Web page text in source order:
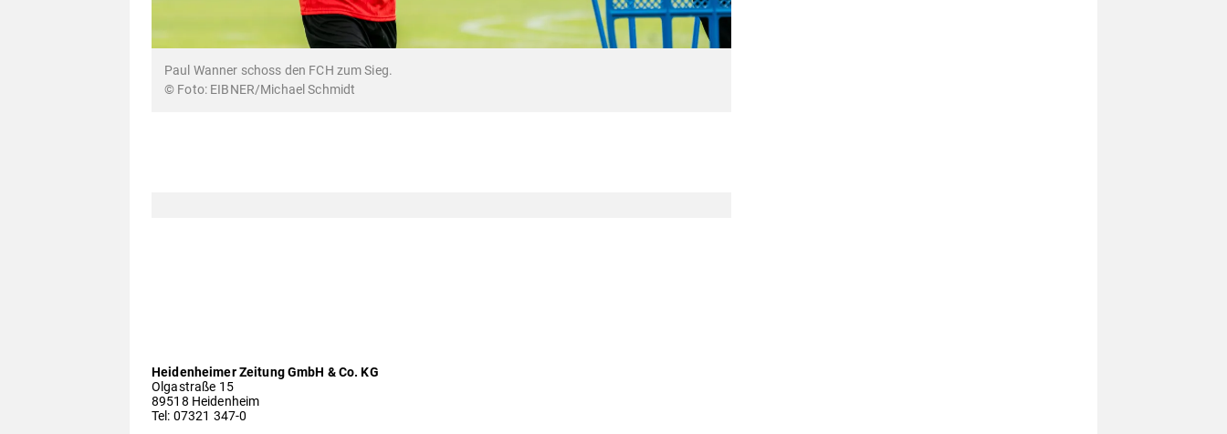
Paul Wanner schoss den FCH zum Sieg.
© Foto: EIBNER/Michael Schmidt
Heidenheimer Zeitung GmbH & Co. KG
Olgastraße 15
89518 Heidenheim
Tel: 07321 347-0